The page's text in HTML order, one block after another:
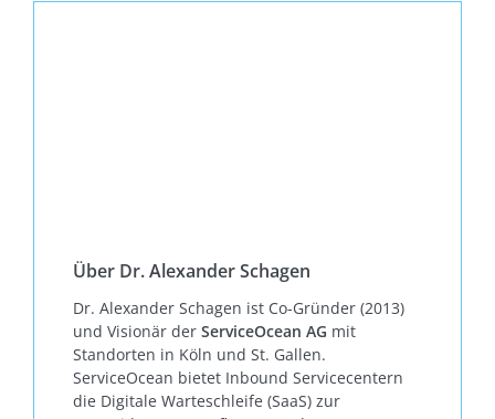
Über Dr. Alexander Schagen
Dr. Alexander Schagen ist Co-Gründer (2013)
und Visionär der ServiceOcean AG mit
Standorten in Köln und St. Gallen.
ServiceOcean bietet Inbound Servicecentern
die Digitale Warteschleife (SaaS) zur